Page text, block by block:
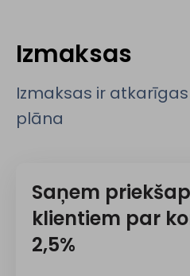
Izmaksas
Izmaksas ir
plāna
Saņem
klientiem par
2,5%